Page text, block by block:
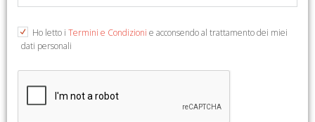
24,5x33,5.
Ho letto i Termini e Condizioni e acconsendo al trattamento dei miei
dati personali